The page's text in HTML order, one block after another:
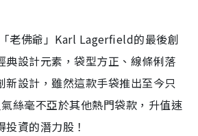
老佛爺」Karl Lagerfield的最後創
典設計元素，袋型方正、線條俐落
新設計，雖然這款手袋推出至今只
絲毫不亞於其他熱門袋款，升值速
資的潛力股！